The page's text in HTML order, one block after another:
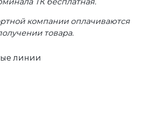
компании оплачиваются
товара.
линии